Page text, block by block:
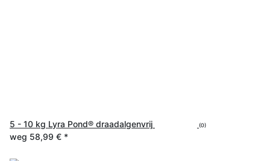
5 - 10 kg Lyra Pond® draadalgenvrij (0)
weg 58,99 € *